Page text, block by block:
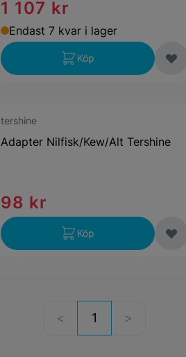
1 107 kr
Endast 7 kvar i lager
Köp
tershine
Adapter Nilfisk/Kew/Alt Tershine
98 kr
Köp
1